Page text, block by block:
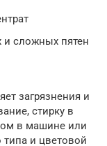
и сложных пятен
загрязнения и
стирку в
в машине или
типа и цветовой